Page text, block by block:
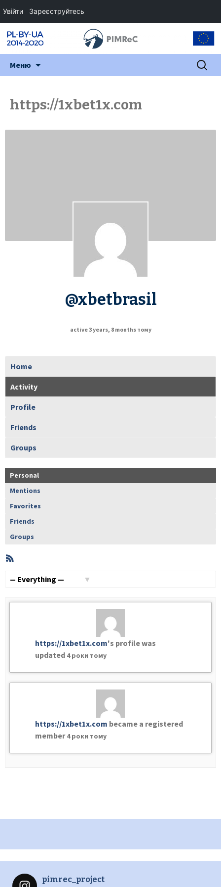
Меню Пошук:
https://1xbet1x.com
@xbetbrasil
active 3 years, 8 months тому
Home
Activity
Profile
Friends
Groups
Personal
Mentions
Favorites
Friends
Groups
Member
https://1xbet1x.com's profile was
updated 4 роки тому
https://1xbet1x.com became a registered
member4 роки тому
pimrec_project
Увійти Зареєструйтесь